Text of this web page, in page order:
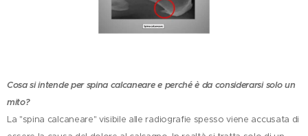
Cosa si intende per spina calcaneare e perché è da considerarsi solo un
mito?
La "spina calcaneare" visibile alle radiografie spesso viene accusata di